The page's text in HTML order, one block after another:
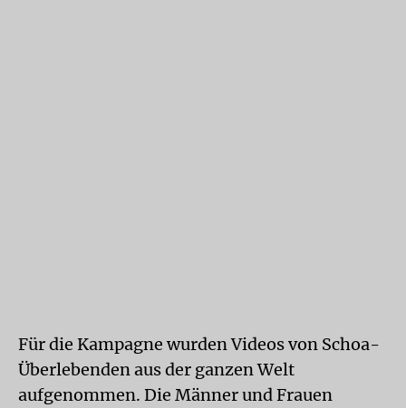
Für die Kampagne wurden Videos von Schoa-
Überlebenden aus der ganzen Welt
aufgenommen. Die Männer und Frauen